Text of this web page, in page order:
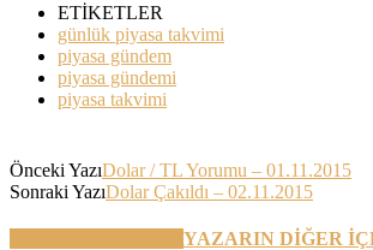
ETİKETLER
günlük piyasa takvimi
piyasa gündem
piyasa gündemi
piyasa takvimi
Önceki YazıDolar / TL Yorumu – 01.11.2015
Sonraki YazıDolar Çakıldı – 02.11.2015
YAZARIN DİĞER